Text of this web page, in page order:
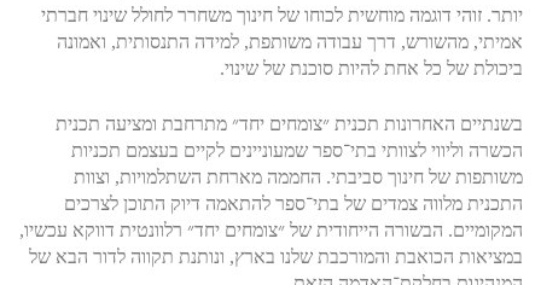
יותר. זוהי דוגמה מוחשית לכוחו של חינוך משחרר לחולל שינוי חברתי
אמיתי, מהשורש, דרך עבודה משותפת, למידה התנסותית, ואמונה
ביכולת של כל אחת להיות סוכנת של שינוי.
בשנתיים האחרונות תכנית ״צומחים יחד״ מתרחבת ומציעה תכנית
הכשרה וליווי לצוותי בתי־ספר שמעוניינים לקיים בעצמם תכניות
משותפות של חינוך סביבתי. החממה מארחת השתלמויות, וצוות
התכנית מלווה צמדים של בתי־ספר להתאמה דיוק התוכן לצרכים
המקומיים. הבשורה הייחודית של ״צומחים יחד״ רלוונטית דווקא עכשיו,
במציאות הכואבת והמורכבת שלנו בארץ, ונותנת תקווה לדור הבא של